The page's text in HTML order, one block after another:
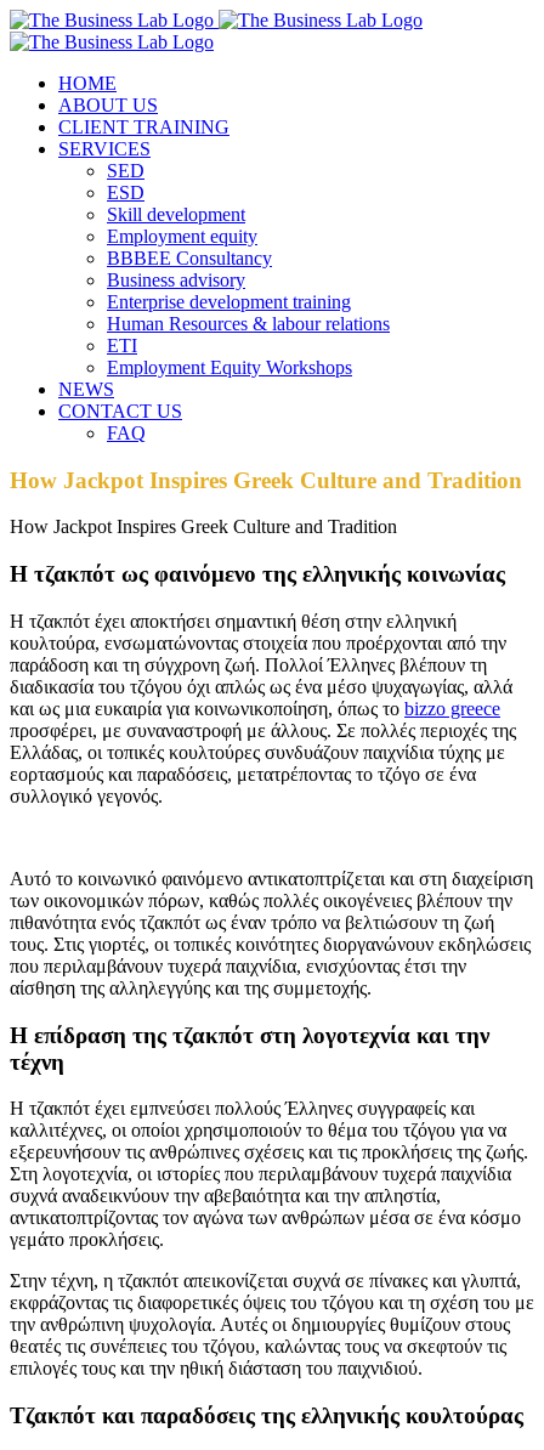
Skip
to
Facebook
Instagram
LinkedIn
HOME
ABOUT US
CLIENT TRAINING
SERVICES
SED
ESD
Skill development
Employment equity
BBBEE Consultancy
Business advisory
Enterprise development training
Human Resources & labour relations
ETI
Employment Equity Workshops
NEWS
CONTACT US
FAQ
How Jackpot Inspires Greek Culture and Tradition
How Jackpot Inspires Greek Culture and Tradition
Η τζακπότ ως φαινόμενο της ελληνικής κοινωνίας
Η τζακπότ έχει αποκτήσει σημαντική θέση στην ελληνική
κουλτούρα, ενσωματώνοντας στοιχεία που προέρχονται από την
παράδοση και τη σύγχρονη ζωή. Πολλοί Έλληνες βλέπουν τη
διαδικασία του τζόγου όχι απλώς ως ένα μέσο ψυχαγωγίας, αλλά
και ως μια ευκαιρία για κοινωνικοποίηση, όπως το bizzo greece
προσφέρει, με συναναστροφή με άλλους. Σε πολλές περιοχές της
Ελλάδας, οι τοπικές κουλτούρες συνδυάζουν παιχνίδια τύχης με
εορτασμούς και παραδόσεις, μετατρέποντας το τζόγο σε ένα
συλλογικό γεγονός.
Αυτό το κοινωνικό φαινόμενο αντικατοπτρίζεται και στη διαχείριση
των οικονομικών πόρων, καθώς πολλές οικογένειες βλέπουν την
πιθανότητα ενός τζακπότ ως έναν τρόπο να βελτιώσουν τη ζωή
τους. Στις γιορτές, οι τοπικές κοινότητες διοργανώνουν εκδηλώσεις
που περιλαμβάνουν τυχερά παιχνίδια, ενισχύοντας έτσι την
αίσθηση της αλληλεγγύης και της συμμετοχής.
Η επίδραση της τζακπότ στη λογοτεχνία και την
τέχνη
Η τζακπότ έχει εμπνεύσει πολλούς Έλληνες συγγραφείς και
καλλιτέχνες, οι οποίοι χρησιμοποιούν το θέμα του τζόγου για να
εξερευνήσουν τις ανθρώπινες σχέσεις και τις προκλήσεις της ζωής.
Στη λογοτεχνία, οι ιστορίες που περιλαμβάνουν τυχερά παιχνίδια
συχνά αναδεικνύουν την αβεβαιότητα και την απληστία,
αντικατοπτρίζοντας τον αγώνα των ανθρώπων μέσα σε ένα κόσμο
γεμάτο προκλήσεις.
Στην τέχνη, η τζακπότ απεικονίζεται συχνά σε πίνακες και γλυπτά,
εκφράζοντας τις διαφορετικές όψεις του τζόγου και τη σχέση του με
την ανθρώπινη ψυχολογία. Αυτές οι δημιουργίες θυμίζουν στους
θεατές τις συνέπειες του τζόγου, καλώντας τους να σκεφτούν τις
επιλογές τους και την ηθική διάσταση του παιχνιδιού.
Τζακπότ και παραδόσεις της ελληνικής κουλτούρας